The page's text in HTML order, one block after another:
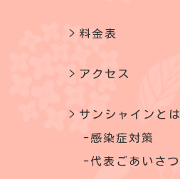
料金表
アクセス
サンシャインとは
感染症対策
代表ごあいさつ